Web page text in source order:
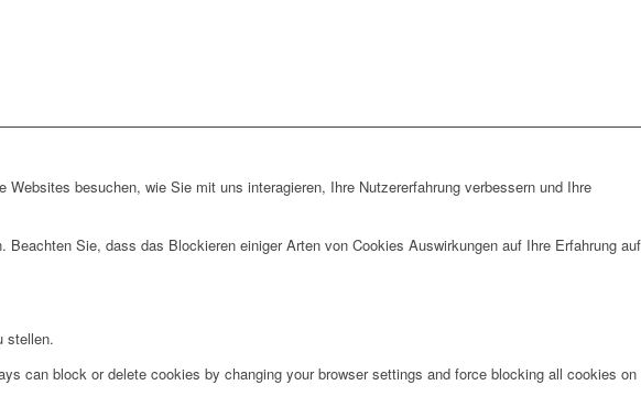
besuchen, wie Sie mit uns interagieren, Ihre Nutzererfahrung verbessern und Ihre
Sie, dass das Blockieren einiger Arten von Cookies Auswirkungen auf Ihre Erfahrung auf
stellen.
can block or delete cookies by changing your browser settings and force blocking all cookies on